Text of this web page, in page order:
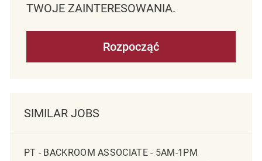
TWOJE ZAINTERESOWANIA.
Rozpocząć
SIMILAR JOBS
PT - BACKROOM ASSOCIATE - 5AM-1PM